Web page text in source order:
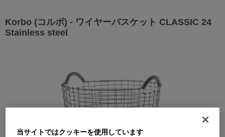
Korbo (コルボ) - ワイヤーバスケット CLASSIC 24
Stainless steel
当サイトではクッキーを使用しています